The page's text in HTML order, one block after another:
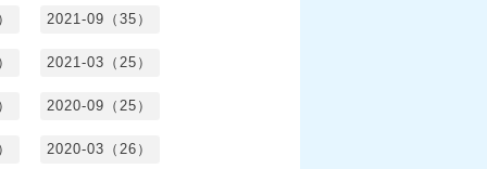
2021-09（35）
2021-03（25）
2020-09（25）
2020-03（26）